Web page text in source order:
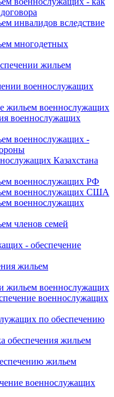
инвалидов вследствие
многодетных
жильем
военнослужащих
жильем военнослужащих
военнослужащих
военнослужащих -
Казахстана
военнослужащих РФ
военнослужащих США
военнослужащих
членов семей
- обеспечение
жильем
жильем военнослужащих
военнослужащих
по обеспечению
обеспечения жильем
жильем
военнослужащих